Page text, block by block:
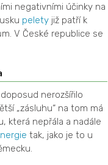
negativními účinky na
pelety již patří k
V České republice se
nerozšířilo
„zásluhu“ na tom má
která nepřála a nadále
tak, jako je to u